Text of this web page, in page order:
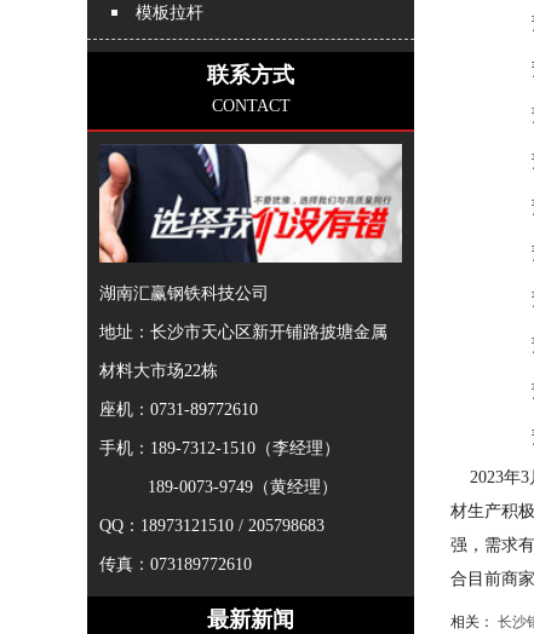
2023年3
材生产积
强，需求
合目前商
相关： 长沙
模板拉杆
联系方式
CONTACT
湖南汇赢钢铁科技公司
地址：长沙市天心区新开铺路披塘金属
材料大市场22栋
座机：0731-89772610
手机：189-7312-1510（李经理）
189-0073-9749（黄经理）
QQ：18973121510 / 205798683
传真：073189772610
最新新闻